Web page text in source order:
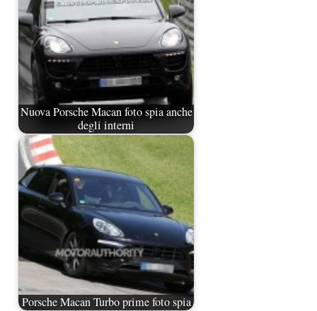
Nuova Porsche Macan foto spia anche
degli interni
Porsche Macan Turbo prime foto spia